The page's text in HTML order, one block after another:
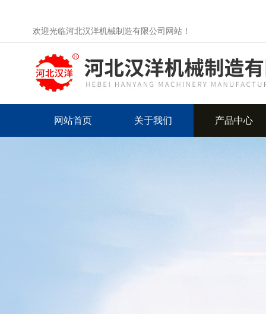
欢迎光临河北汉洋机械制造有限公司网站！
网站首页 关于我们 产品中心